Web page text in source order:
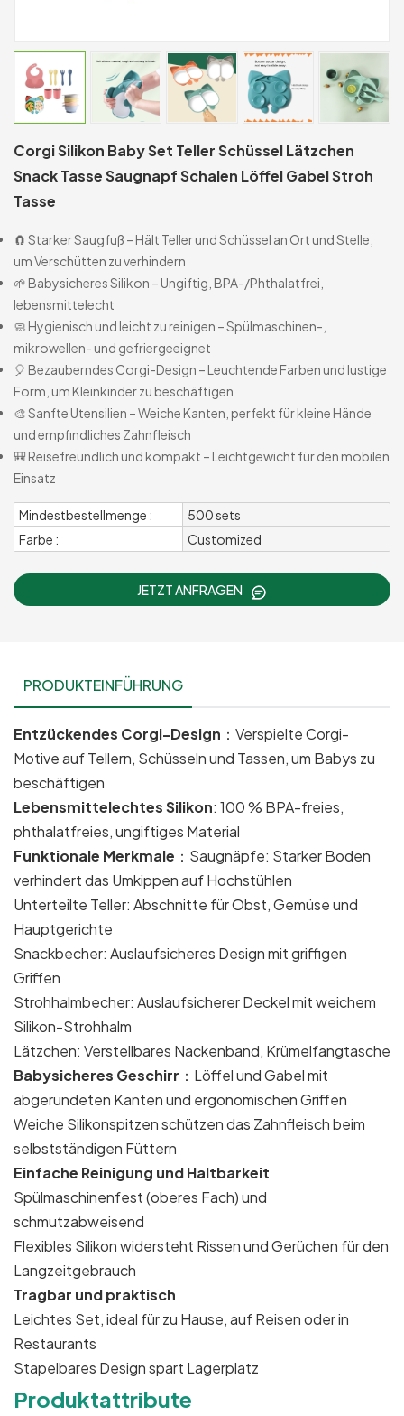
Corgi Silikon Baby Set Teller Schüssel Lätzchen
Snack Tasse Saugnapf Schalen Löffel Gabel Stroh
Tasse
🧲 Starker Saugfuß – Hält Teller und Schüssel an Ort und Stelle,
um Verschütten zu verhindern
🌱 Babysicheres Silikon – Ungiftig, BPA-/Phthalatfrei,
lebensmittelecht
🧼 Hygienisch und leicht zu reinigen – Spülmaschinen-,
mikrowellen- und gefriergeeignet
🎈 Bezauberndes Corgi-Design – Leuchtende Farben und lustige
Form, um Kleinkinder zu beschäftigen
🎨 Sanfte Utensilien – Weiche Kanten, perfekt für kleine Hände
und empfindliches Zahnfleisch
🎒 Reisefreundlich und kompakt – Leichtgewicht für den mobilen
Einsatz
Mindestbestellmenge :
500 sets
Farbe :
Customized
JETZT ANFRAGEN
PRODUKTEINFÜHRUNG
Entzückendes Corgi-Design ：Verspielte Corgi-
Motive auf Tellern, Schüsseln und Tassen, um Babys zu
beschäftigen
Lebensmittelechtes Silikon: 100 % BPA-freies,
phthalatfreies, ungiftiges Material
Funktionale Merkmale ：Saugnäpfe: Starker Boden
verhindert das Umkippen auf Hochstühlen
Unterteilte Teller: Abschnitte für Obst, Gemüse und
Hauptgerichte
Snackbecher: Auslaufsicheres Design mit griffigen
Griffen
Strohhalmbecher: Auslaufsicherer Deckel mit weichem
Silikon-Strohhalm
Lätzchen: Verstellbares Nackenband, Krümelfangtasche
Babysicheres Geschirr ：Löffel und Gabel mit
abgerundeten Kanten und ergonomischen Griffen
Weiche Silikonspitzen schützen das Zahnfleisch beim
selbstständigen Füttern
Einfache Reinigung und Haltbarkeit
Spülmaschinenfest (oberes Fach) und
schmutzabweisend
Flexibles Silikon widersteht Rissen und Gerüchen für den
Langzeitgebrauch
Tragbar und praktisch
Leichtes Set, ideal für zu Hause, auf Reisen oder in
Restaurants
Stapelbares Design spart Lagerplatz
Produktattribute